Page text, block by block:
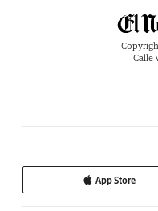
Calle
App Store